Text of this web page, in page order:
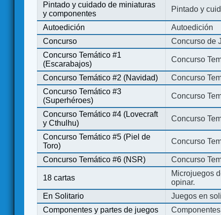
Pintado y cuidado de miniaturas
y componentes
Pintado y
Autoedición
Autoedición
Concurso
Concurso de
Concurso Temático #1
(Escarabajos)
Concurso
Concurso Temático #2 (Navidad)
Concurso
Concurso Temático #3
(Superhéroes)
Concurso
Concurso Temático #4 (Lovecraft
y Cthulhu)
Concurso
Concurso Temático #5 (Piel de
Toro)
Concurso
Concurso Temático #6 (NSR) Concurso
18 cartas
Microjuegos
opinar.
En Solitario
Juegos en
Componentes y partes de juegos